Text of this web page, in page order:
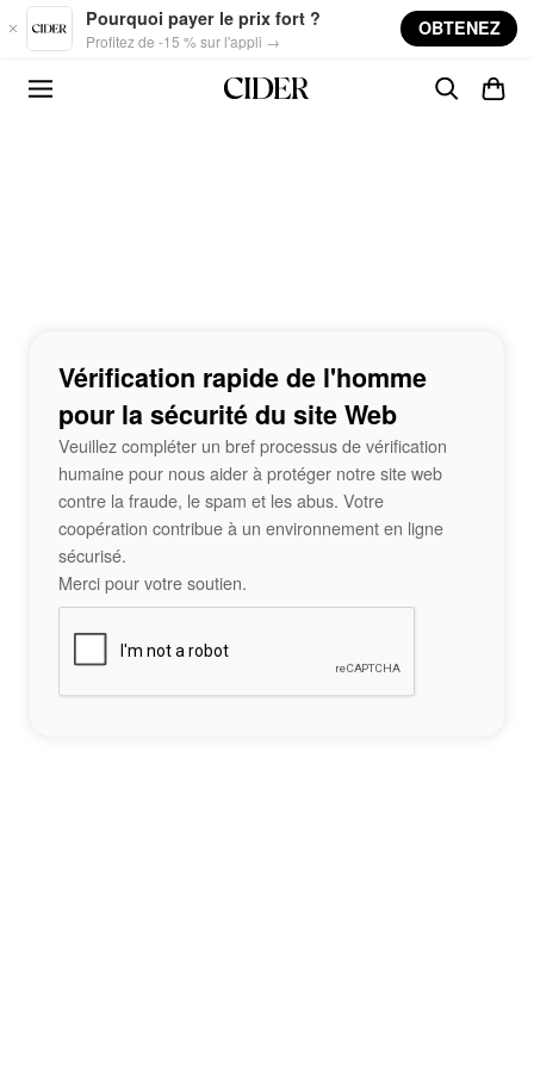
Skip to main content
Pourquoi payer le prix fort ?
Profitez de -15 % sur l'appli →
OBTENEZ
Vérification rapide de l'homme
pour la sécurité du site Web
Veuillez compléter un bref processus de vérification
humaine pour nous aider à protéger notre site web
contre la fraude, le spam et les abus. Votre
coopération contribue à un environnement en ligne
sécurisé.
Merci pour votre soutien.